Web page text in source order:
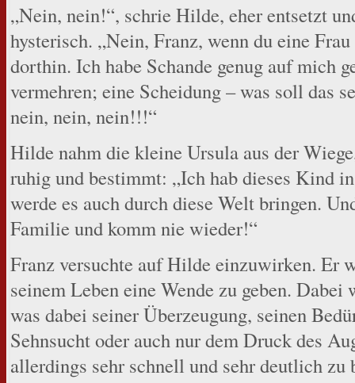
„Nein, nein!“, schrie Hilde, eher entsetzt
hysterisch. „Nein, Franz, wenn du eine
dorthin. Ich habe Schande genug auf mich
vermehren; eine Scheidung – was soll das
nein, nein, nein!!!“
Hilde nahm die kleine Ursula aus der
ruhig und bestimmt: „Ich hab dieses Kind
werde es auch durch diese Welt bringen.
Familie und komm nie wieder!“
Franz versuchte auf Hilde einzuwirken. Er
seinem Leben eine Wende zu geben.
was dabei seiner Überzeugung, seinen
Sehnsucht oder auch nur dem Druck des
allerdings sehr schnell und sehr deutlich zu